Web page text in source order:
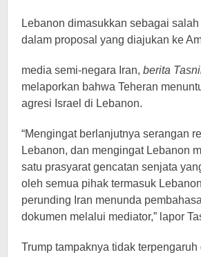
Lebanon dimasukkan sebagai
dalam proposal yang diajukan ke
media semi-negara Iran, berita
melaporkan bahwa Teheran
agresi Israel di Lebanon.
“Mengingat berlanjutnya serangan
Lebanon, dan mengingat Lebanon
satu prasyarat gencatan senjata
oleh semua pihak termasuk
perunding Iran menunda
dokumen melalui mediator,” lapor
Trump tampaknya tidak